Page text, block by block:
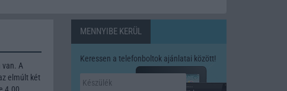
van. A
elmúlt két
4.00
MENNYIBE KERÜL
Keressen a telefonboltok ajánlatai között!